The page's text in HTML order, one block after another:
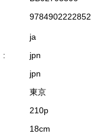
9784902222852
ja
jpn
jpn
東京
210p
18cm